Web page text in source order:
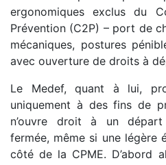
ergonomiques exclus du
Prévention (C2P) – port de
mécaniques, postures
avec ouverture de droits à
Le Medef, quant à lui,
uniquement à des fins de
n’ouvre droit à un
fermée, même si une légère
côté de la CPME. D’abord